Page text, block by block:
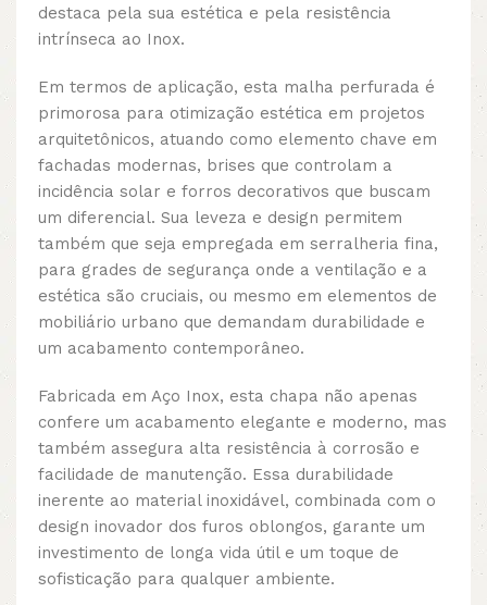
destaca pela sua estética e pela resistência
intrínseca ao Inox.
Em termos de aplicação, esta malha perfurada é
primorosa para otimização estética em projetos
arquitetônicos, atuando como elemento chave em
fachadas modernas, brises que controlam a
incidência solar e forros decorativos que buscam
um diferencial. Sua leveza e design permitem
também que seja empregada em serralheria fina,
para grades de segurança onde a ventilação e a
estética são cruciais, ou mesmo em elementos de
mobiliário urbano que demandam durabilidade e
um acabamento contemporâneo.
Fabricada em Aço Inox, esta chapa não apenas
confere um acabamento elegante e moderno, mas
também assegura alta resistência à corrosão e
facilidade de manutenção. Essa durabilidade
inerente ao material inoxidável, combinada com o
design inovador dos furos oblongos, garante um
investimento de longa vida útil e um toque de
sofisticação para qualquer ambiente.